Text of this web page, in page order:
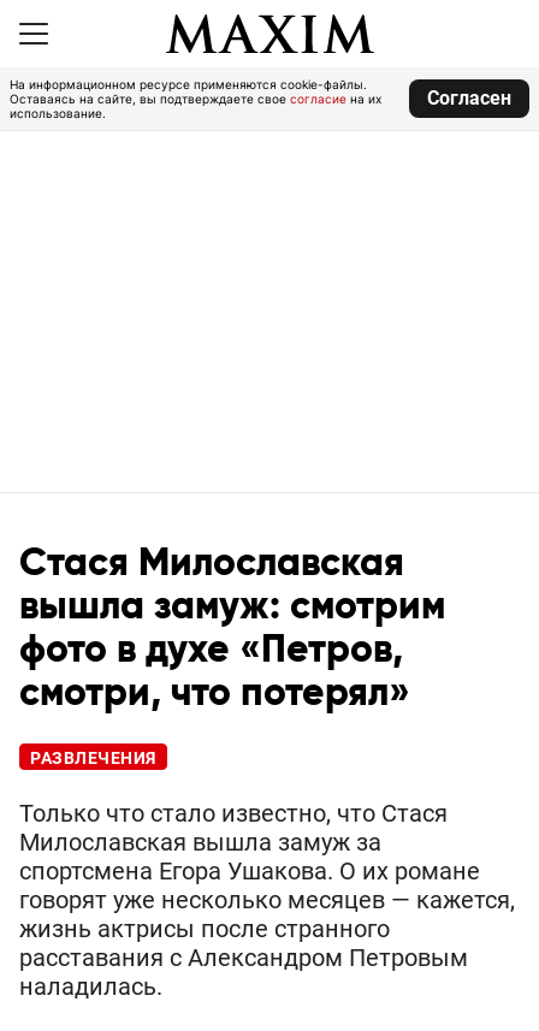
На информационном ресурсе применяются cookie-файлы.
Оставаясь на сайте, вы подтверждаете свое согласие на их
использование.
Согласен
Стася Милославская
вышла замуж: смотрим
фото в духе «Петров,
смотри, что потерял»
РАЗВЛЕЧЕНИЯ
Только что стало известно, что Стася
Милославская вышла замуж за
спортсмена Егора Ушакова. О их романе
говорят уже несколько месяцев — кажется,
жизнь актрисы после странного
расставания с Александром Петровым
наладилась.